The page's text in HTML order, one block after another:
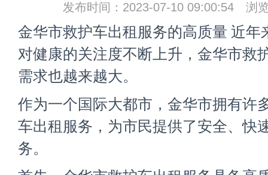
发布时间：2023-07-10 09:00:54 浏
金华市救护车出租服务的高质量 近年
对健康的关注度不断上升，金华市救
需求也越来越大。
作为一个国际大都市，金华市拥有许
车出租服务，为市民提供了安全、快
务。